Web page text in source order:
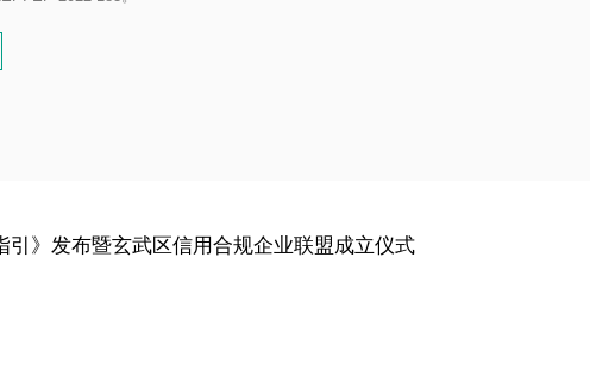
》发布暨玄武区信用合规企业联盟成立仪式